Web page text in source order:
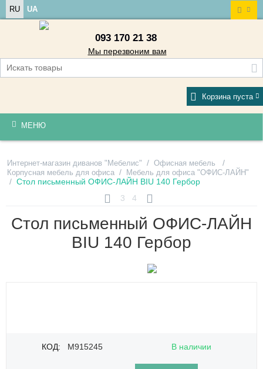
RU UA
093 170 21 38
Мы перезвоним вам
Корзина пуста
МЕНЮ
Интернет-магазин диванов "Мебелис" / Офисная мебель /
Корпусная мебель для офиса / Мебель для офиса "ОФИС-ЛАЙН"
/ Стол письменный ОФИС-ЛАЙН BIU 140 Гербор
3
4
Стол письменный ОФИС-ЛАЙН
BIU 140 Гербор
КОД: M915245 В наличии